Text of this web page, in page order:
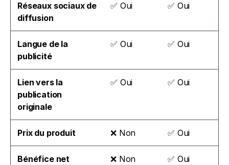
Réseaux sociaux de
diffusion
✅ Oui ✅ Oui
Langue de la
publicité
✅ Oui ✅ Oui
Lien vers la
publication
originale
✅ Oui ✅ Oui
Prix du produit ❌ Non ✅ Oui
Bénéfice net
❌ Non ✅ Oui